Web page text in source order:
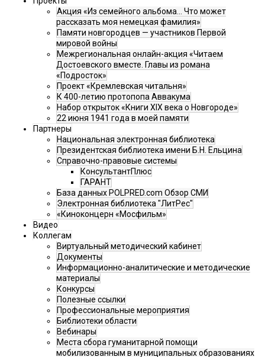
Акция «Из семейного альбома... Что может
рассказать моя немецкая фамилия»
Памяти новгородцев — участников Первой
мировой войны
Межрегиональная онлайн-акция «Читаем
Достоевского вместе. Главы из романа
«Подросток»
Проект «Кремлевская читальня»
К 400-летию протопопа Аввакума
Набор открыток «Книги XIX века о Новгороде»
22 июня 1941 года в моей памяти
Партнеры
Национальная электронная библиотека
Президентская библиотека имени Б.Н. Ельцина
Справочно-правовые системы
КонсультантПлюс
ГАРАНТ
База данных POLPRED.com Обзор СМИ
Электронная библиотека "ЛитРес"
«Киноконцерн «Мосфильм»
Видео
Коллегам
Виртуальный методический кабинет
Документы
Информационно-аналитические и методические
материалы
Конкурсы
Полезные ссылки
Профессиональные мероприятия
Библиотеки области
Вебинары
Места сбора гуманитарной помощи
мобилизованным в муниципальных образованиях